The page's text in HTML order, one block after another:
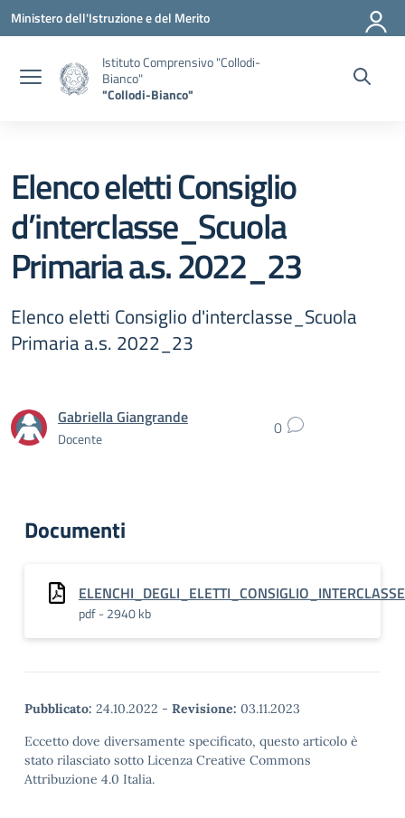
Vai ai contenuti
Vai al menu di navigazione
Vai al footer
Ministero dell'Istruzione e del Merito
Istituto Comprensivo "Collodi-
Bianco"
"Collodi-Bianco"
Elenco eletti Consiglio
d’interclasse_Scuola
Primaria a.s. 2022_23
Elenco eletti Consiglio d'interclasse_Scuola
Primaria a.s. 2022_23
Gabriella Giangrande
Docente 0
Documenti
pdf - 2940 kb
Pubblicato: 24.10.2022 - Revisione: 03.11.2023
Eccetto dove diversamente specificato, questo articolo è
stato rilasciato sotto Licenza Creative Commons
Attribuzione 4.0 Italia.